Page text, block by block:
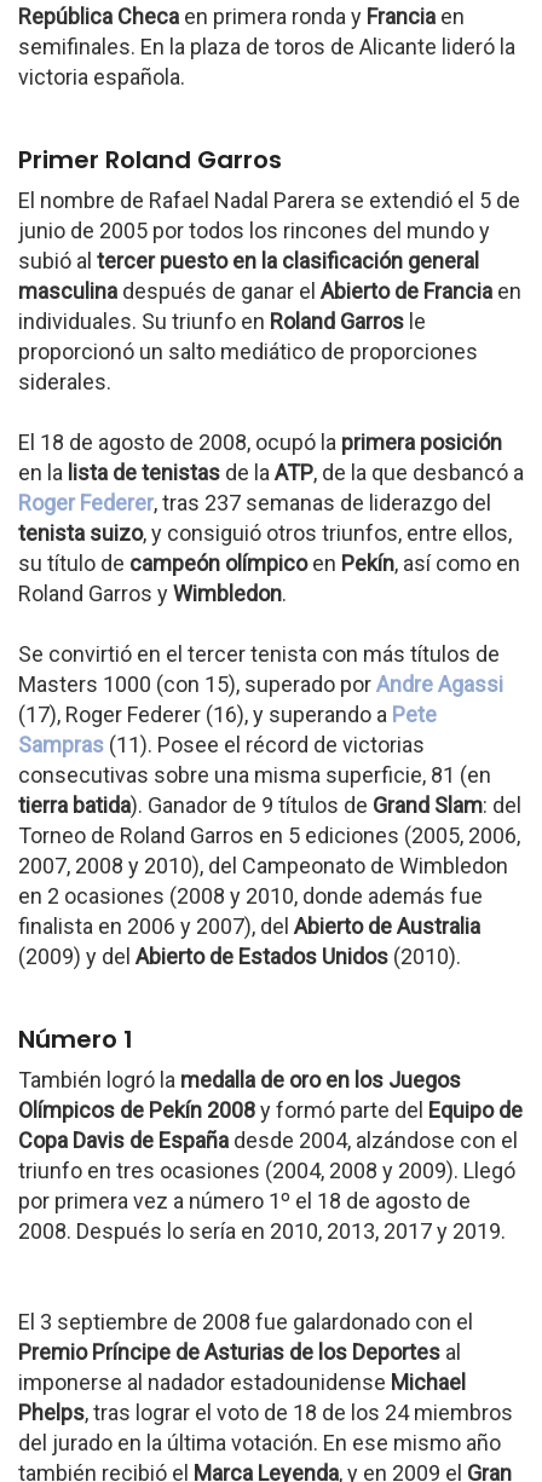
República Checa en primera ronda y Francia en
semifinales. En la plaza de toros de Alicante lideró la
victoria española.
Primer Roland Garros
El nombre de Rafael Nadal Parera se extendió el 5 de
junio de 2005 por todos los rincones del mundo y
subió al tercer puesto en la clasificación general
masculina después de ganar el Abierto de Francia en
individuales. Su triunfo en Roland Garros le
proporcionó un salto mediático de proporciones
siderales.
El 18 de agosto de 2008, ocupó la primera posición
en la lista de tenistas de la ATP, de la que desbancó a
Roger Federer, tras 237 semanas de liderazgo del
tenista suizo, y consiguió otros triunfos, entre ellos,
su título de campeón olímpicoen Pekín, así como en
Roland Garros yWimbledon.
Se convirtió en el tercer tenista con más títulos de
Masters 1000 (con 15), superado porAndre Agassi
(17), Roger Federer (16), y superando a Pete
Sampras (11). Posee el récord de victorias
consecutivas sobre una misma superficie, 81 (en
tierra batida). Ganador de 9 títulos de Grand Slam: del
Torneo de Roland Garros en 5 ediciones (2005, 2006,
2007, 2008 y 2010), del Campeonato de Wimbledon
en 2 ocasiones (2008 y 2010, donde además fue
finalista en 2006 y 2007), del Abierto de Australia
(2009) y del Abierto de Estados Unidos (2010).
Número 1
También logró la medalla de oro en los Juegos
Olímpicos de Pekín 2008y formó parte del Equipo de
Copa Davis de España desde 2004, alzándose con el
triunfo en tres ocasiones (2004, 2008 y 2009). Llegó
por primera vez a número 1º el 18 de agosto de
2008. Después lo sería en 2010, 2013, 2017 y 2019.
El 3 septiembre de 2008 fue galardonado con el
Premio Príncipe de Asturias de los Deportes al
imponerse al nadador estadounidense Michael
Phelps, tras lograr el voto de 18 de los 24 miembros
del jurado en la última votación. En ese mismo año
también recibió el Marca Leyenda, y en 2009 el Gran